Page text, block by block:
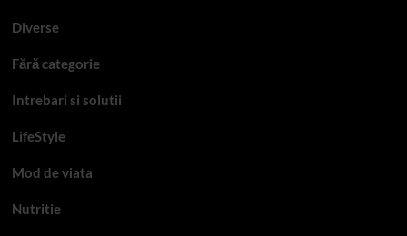
Diverse
Fără categorie
Intrebari si solutii
LifeStyle
Mod de viata
Nutritie